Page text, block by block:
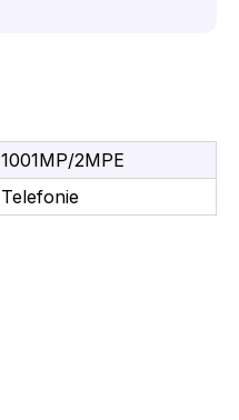
1001MP/2MPE
Telefonie